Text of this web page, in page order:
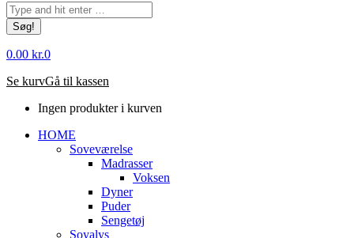
Søg:
0.00 kr.0
Se kurvGå til kassen
Ingen produkter i kurven
HOME
Soveværelse
Madrasser
Voksen
Dyner
Puder
Sengetøj
Soyalys